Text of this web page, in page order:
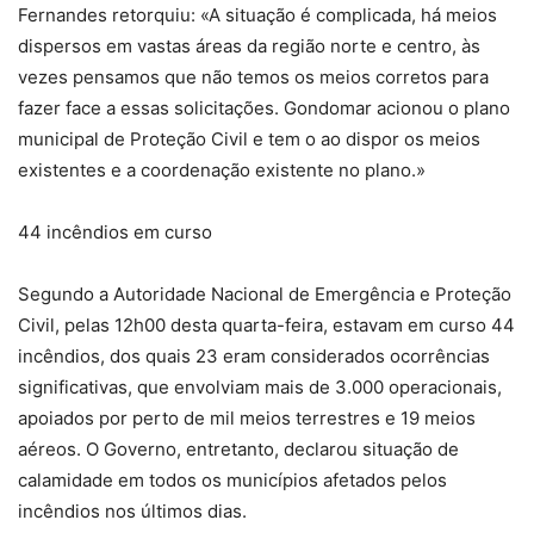
Fernandes retorquiu: «A situação é complicada, há meios
dispersos em vastas áreas da região norte e centro, às
vezes pensamos que não temos os meios corretos para
fazer face a essas solicitações. Gondomar acionou o plano
municipal de Proteção Civil e tem o ao dispor os meios
existentes e a coordenação existente no plano.»
44 incêndios em curso
Segundo a Autoridade Nacional de Emergência e Proteção
Civil, pelas 12h00 desta quarta-feira, estavam em curso 44
incêndios, dos quais 23 eram considerados ocorrências
significativas, que envolviam mais de 3.000 operacionais,
apoiados por perto de mil meios terrestres e 19 meios
aéreos. O Governo, entretanto, declarou situação de
calamidade em todos os municípios afetados pelos
incêndios nos últimos dias.